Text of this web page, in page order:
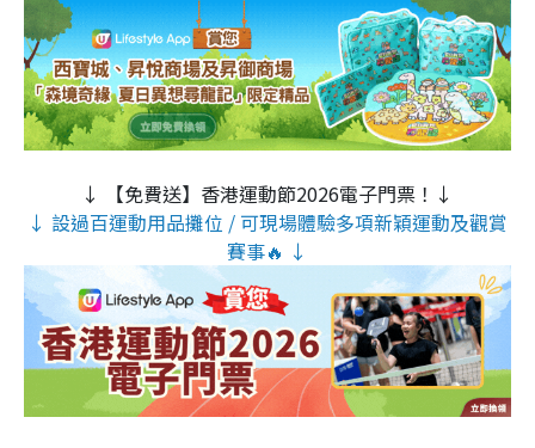
↓ 【免費送】香港運動節2026電子門票！↓
↓ 設過百運動用品攤位 / 可現場體驗多項新穎運動及觀賞
賽事🔥 ↓